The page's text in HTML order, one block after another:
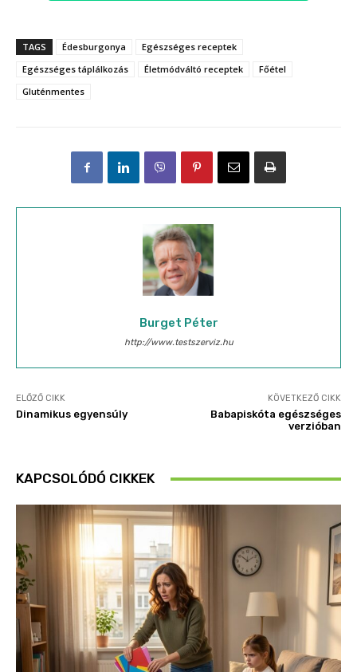
TAGS Édesburgonya
Egészséges receptek
Egészséges táplálkozás
Életmódváltó receptek
Főétel
Gluténmentes
Burget Péter
http://www.testszerviz.hu
ELŐZŐ CIKK
Dinamikus egyensúly
KÖVETKEZŐ CIKK
Babapiskóta egészséges
verzióban
KAPCSOLÓDÓ CIKKEK